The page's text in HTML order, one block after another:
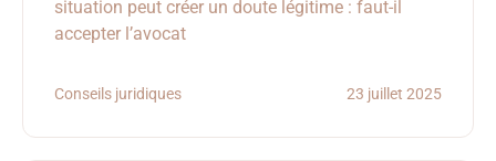
situation peut créer un doute légitime : faut-il
accepter l’avocat
Conseils juridiques 23 juillet 2025